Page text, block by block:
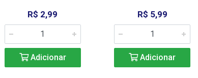
R$ 2,99
Adicionar
R$ 5,99
Adicionar